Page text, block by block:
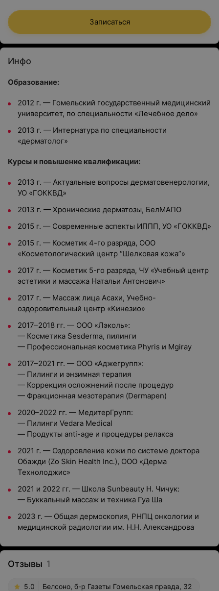
Записаться
Инфо
Образование:
2012 г. — Гомельский государственный медицинский
университет, по специальности «Лечебное дело»
2013 г. — Интернатура по специальности
«дерматолог»
Курсы и повышение квалификации:
2013 г. — Актуальные вопросы дерматовенерологии,
УО «ГОККВД»
2013 г. — Хронические дерматозы, БелМАПО
2015 г. — Современные аспекты ИППП, УО «ГОККВД»
2015 г. — Косметик 4-го разряда, ООО
«Косметологический центр “Шелковая кожа”»
2017 г. — Косметик 5-го разряда, ЧУ «Учебный центр
эстетики и массажа Натальи Антонович»
2017 г. — Массаж лица Асахи, Учебно-
оздоровительный центр «Кинезио»
2017–2018 гг. — ООО «Лэколь»:
— Косметика Sesderma, пилинги
— Профессиональная косметика Phyris и Mgiray
2017–2021 гг. — ООО «Аджегрупп»:
— Пилинги и энзимная терапия
— Коррекция осложнений после процедур
— Фракционная мезотерапия (Dermapen)
2020–2022 гг. — МедитерГрупп:
— Пилинги Vedara Medical
— Продукты anti-age и процедуры релакса
2021 г. — Оздоровление кожи по системе доктора
Обажди (Zo Skin Health Inc.), ООО «Дерма
Технолоджис»
2021 и 2022 гг. — Школа Sunbeauty Н. Чичук:
— Буккальный массаж и техника Гуа Ша
2023 г. — Общая дермоскопия, РНПЦ онкологии и
медицинской радиологии им. Н.Н. Александрова
Отзывы 1
5.0 Белсоно, б-р Газеты Гомельская правда, 32